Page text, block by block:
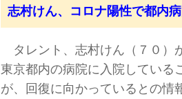
志村けん、コロナ陽性で都内
タレント、志村けん（７０）
東京都内の病院に入院している
が、回復に向かっているとの情